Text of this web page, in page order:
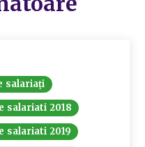
salariați
salariati 2018
salariati 2019